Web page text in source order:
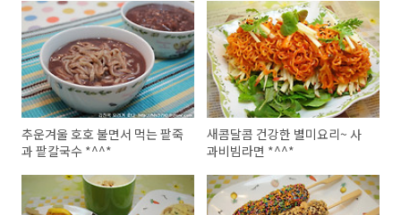
추운겨울 호호 불면서 먹는 팥죽
과 팥칼국수 *^^*
새콤달콤 건강한 별미요리~ 사
과비빔라면 *^^*